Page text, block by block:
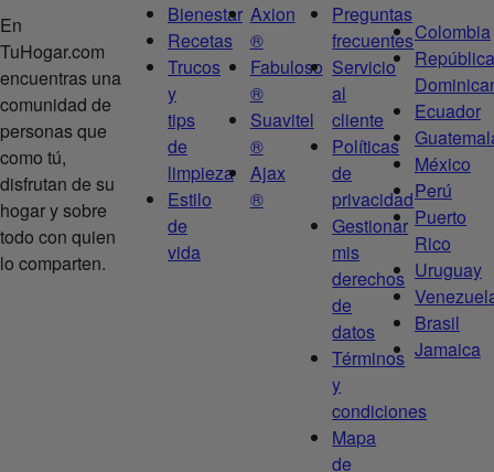
En
TuHogar.com
encuentras una
comunidad de
personas que
como tú,
disfrutan de su
hogar y sobre
todo con quien
lo comparten.
Bienestar
Recetas
Trucos
y
tips
de
limpieza
Estilo
de
vida
Axion
®
Fabuloso
®
Suavitel
®
Ajax
®
Preguntas
frecuentes
Servicio
al
cliente
Políticas
de
privacidad
Gestionar
mis
derechos
de
datos
Términos
y
condiciones
Mapa
de
Colombia
República
Ecuador
México
Perú
Puerto
Rico
Uruguay
Brasil
Jamaica